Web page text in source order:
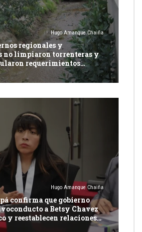
Hugo Amanque Chaiña
regionales y
no limpiaron torrenteras y
requerimientos
afirma informe de
Hugo Amanque Chaiña
confirma que gobierno
a Betsy Chavez
y reestablecen relaciones